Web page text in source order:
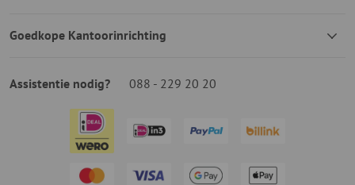
Goedkope Kantoorinrichting
Assistentie nodig? 088 - 229 20 20